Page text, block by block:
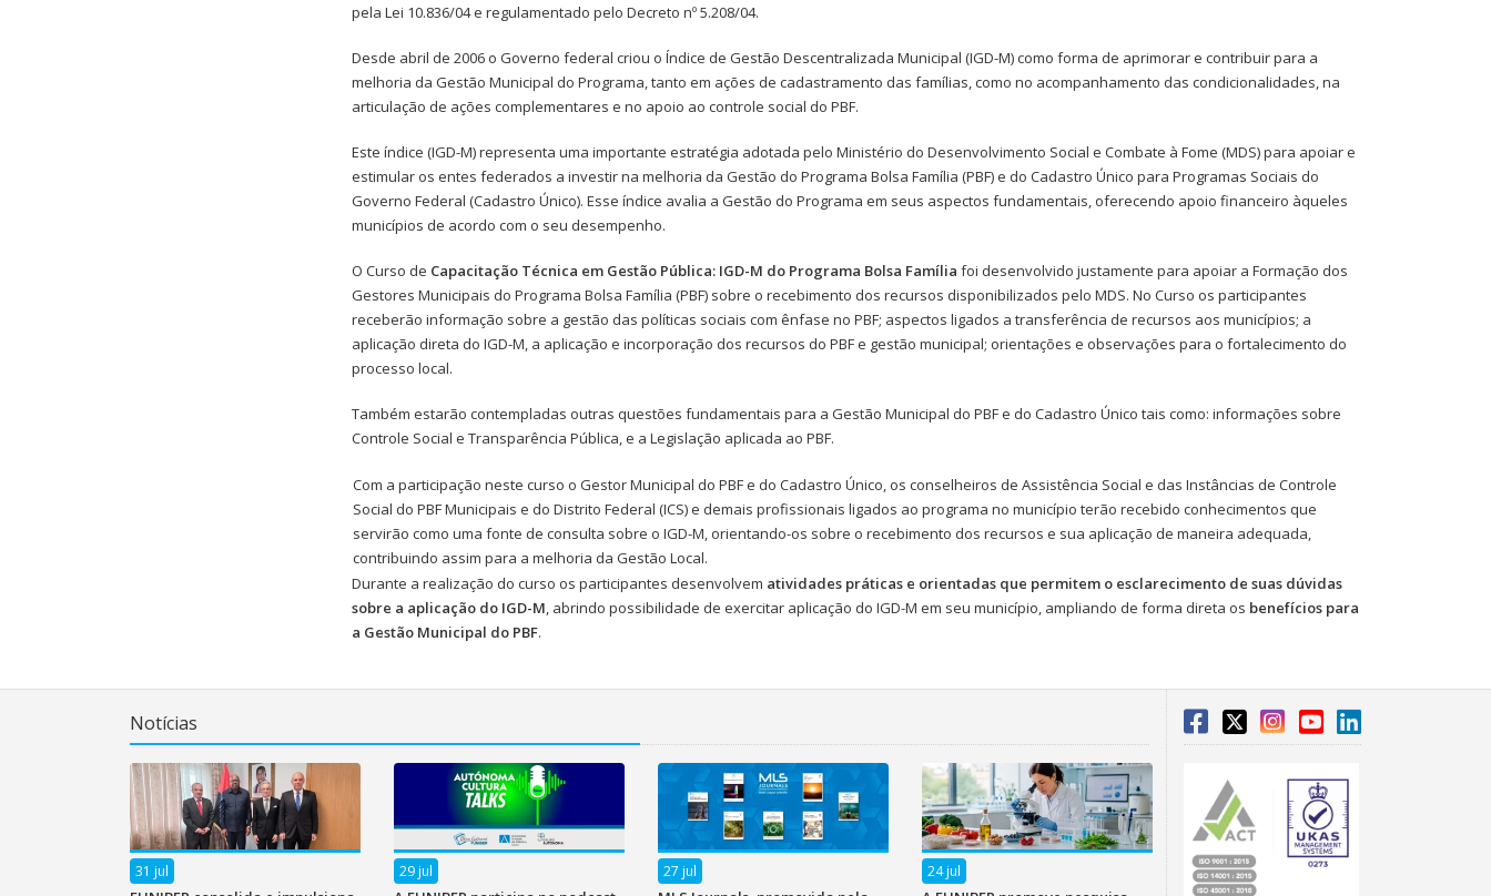
pela Lei 10.836/04 e regulamentado pelo Decreto nº 5.208/04.
Desde abril de 2006 o Governo federal criou o Índice de Gestão Descentralizada Municipal (IGD-M) como forma de aprimorar e contribuir para a
melhoria da Gestão Municipal do Programa, tanto em ações de cadastramento das famílias, como no acompanhamento das condicionalidades, na
articulação de ações complementares e no apoio ao controle social do PBF.
Este índice (IGD-M) representa uma importante estratégia adotada pelo Ministério do Desenvolvimento Social e Combate à Fome (MDS) para apoiar e
estimular os entes federados a investir na melhoria da Gestão do Programa Bolsa Família (PBF) e do Cadastro Único para Programas Sociais do
Governo Federal (Cadastro Único). Esse índice avalia a Gestão do Programa em seus aspectos fundamentais, oferecendo apoio financeiro àqueles
municípios de acordo com o seu desempenho.
O Curso de Capacitação Técnica em Gestão Pública: IGD-M do Programa Bolsa Família foi desenvolvido justamente para apoiar a Formação dos
Gestores Municipais do Programa Bolsa Família (PBF) sobre o recebimento dos recursos disponibilizados pelo MDS. No Curso os participantes
receberão informação sobre a gestão das políticas sociais com ênfase no PBF; aspectos ligados a transferência de recursos aos municípios; a
aplicação direta do IGD-M, a aplicação e incorporação dos recursos do PBF e gestão municipal; orientações e observações para o fortalecimento do
processo local.
Também estarão contempladas outras questões fundamentais para a Gestão Municipal do PBF e do Cadastro Único tais como: informações sobre
Controle Social e Transparência Pública, e a Legislação aplicada ao PBF.
Com a participação neste curso o Gestor Municipal do PBF e do Cadastro Único, os conselheiros de Assistência Social e das Instâncias de Controle
Social do PBF Municipais e do Distrito Federal (ICS) e demais profissionais ligados ao programa no município terão recebido conhecimentos que
servirão como uma fonte de consulta sobre o IGD-M, orientando-os sobre o recebimento dos recursos e sua aplicação de maneira adequada,
contribuindo assim para a melhoria da Gestão Local.
Durante a realização do curso os participantes desenvolvem atividades práticas e orientadas que permitem o esclarecimento de suas dúvidas
sobre a aplicação do IGD-M, abrindo possibilidade de exercitar aplicação do IGD-M em seu município, ampliando de forma direta os benefícios para
a Gestão Municipal do PBF.
Notícias
31 jul 29 jul 27 jul 24 jul